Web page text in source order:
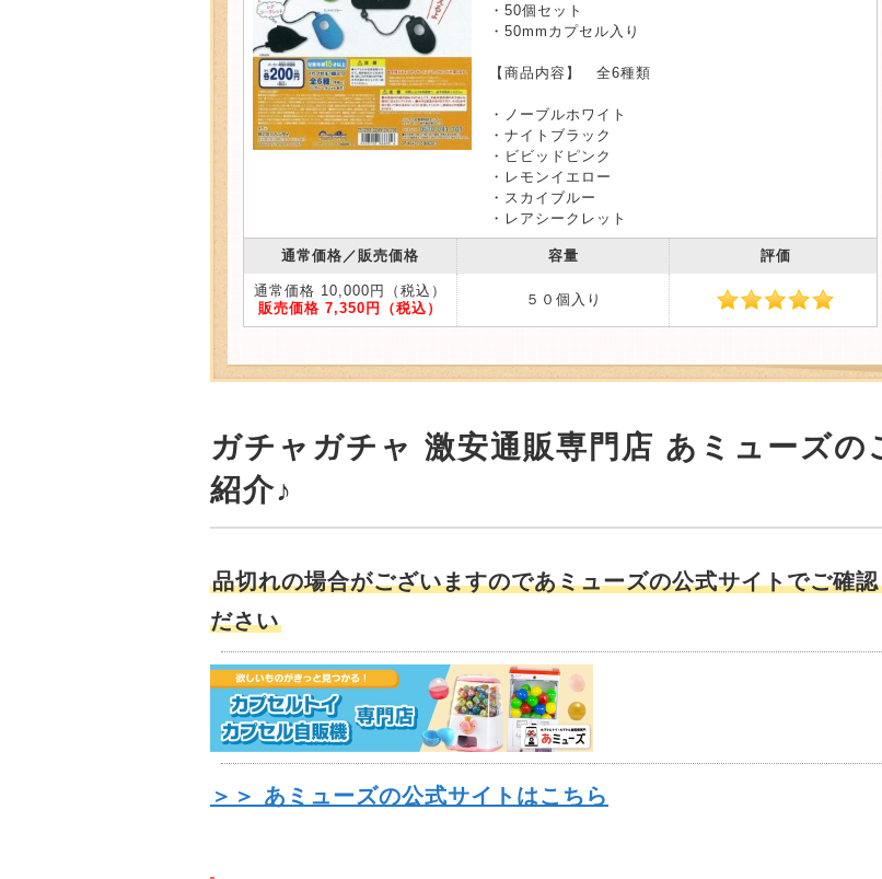
・50個セット
・50mmカプセル入り
【商品内容】 全6種類
・ノーブルホワイト
・ナイトブラック
・ビビッドピンク
・レモンイエロー
・スカイブルー
・レアシークレット
通常価格／販売価格 容量 評価
通常価格 10,000円（税込）
販売価格 7,350円（税込）
５０個入り
ガチャガチャ 激安通販専門店 あミューズの
紹介♪
品切れの場合がございますのであミューズの公式サイトでご確
ださい
＞＞ あミューズの公式サイトはこちら